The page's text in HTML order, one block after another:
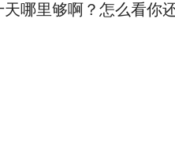
里够啊？怎么看你